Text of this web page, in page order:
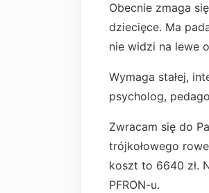
Obecnie zmaga
dziecięce. Ma
nie widzi na lewe
Wymaga stałej,
psycholog,
Zwracam się do
trójkołowego
koszt to 6640 zł.
PFRON-u.